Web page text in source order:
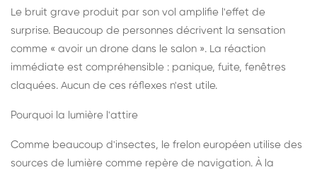
Le bruit grave produit par son vol amplifie l'effet de
surprise. Beaucoup de personnes décrivent la sensation
comme « avoir un drone dans le salon ». La réaction
immédiate est compréhensible : panique, fuite, fenêtres
claquées. Aucun de ces réflexes n'est utile.
Pourquoi la lumière l'attire
Comme beaucoup d'insectes, le frelon européen utilise des
sources de lumière comme repère de navigation. À la